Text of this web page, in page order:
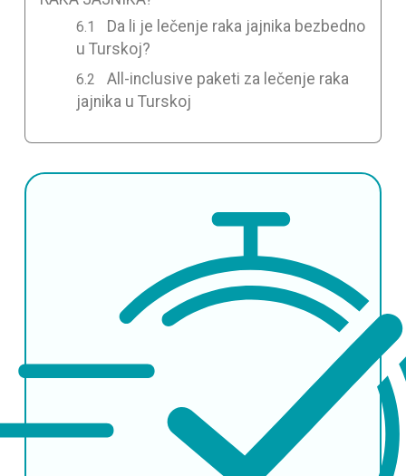
Da li je lečenje raka jajnika bezbedno
u Turskoj?
All-inclusive paketi za lečenje raka
jajnika u Turskoj